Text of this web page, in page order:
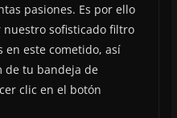
pasiones. Es por ello
sofisticado filtro
en este cometido, así
de tu bandeja de
clic en el botón